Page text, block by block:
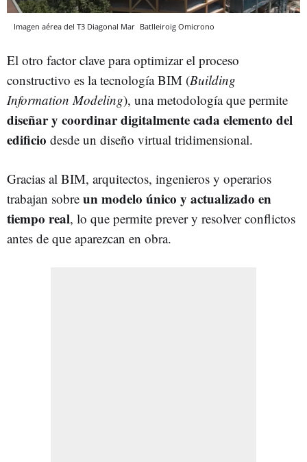
Imagen aérea del T3 Diagonal Mar Batlleiroig Omicrono
El otro factor clave para optimizar el proceso
constructivo es la tecnología BIM (Building
Information Modeling), una metodología que permite
diseñar y coordinar digitalmente cada elemento del
edificio desde un diseño virtual tridimensional.
Gracias al BIM, arquitectos, ingenieros y operarios
trabajan sobre un modelo único y actualizado en
tiempo real, lo que permite prever y resolver conflictos
antes de que aparezcan en obra.